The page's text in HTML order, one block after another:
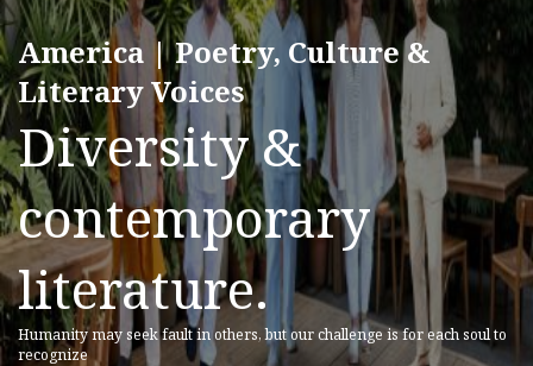
America | Poetry, Culture &
Literary Voices
Diversity &
contemporary
literature.
Humanity may seek fault in others, but our challenge is for each soul to
recognize